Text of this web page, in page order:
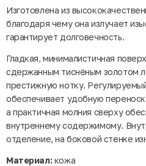
Изготовлена из
благодаря чему она излучает
гарантирует долговечность.
Гладкая, минималистичная
сдержанным тиснёным золотом
престижную нотку.
обеспечивает удобную
а практичная молния сверху
внутреннему содержимому.
отделение, на боковой стенке
Материал:кожа